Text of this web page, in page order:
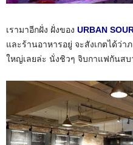
เรามาอีกฝั่ง ฝั่งของ URBAN
และร้านอาหารอยู่ จะสังเกตได้ว่า
ใหญ่เลยล่ะ นั่งชิวๆ จิบกาแฟกันสบ